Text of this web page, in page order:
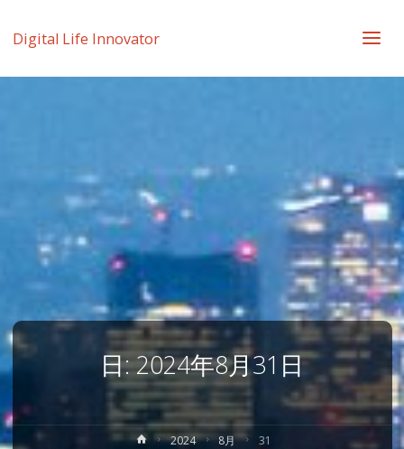
Digital Life Innovator
日:2024年8月31日
ホ
2024 8月 31